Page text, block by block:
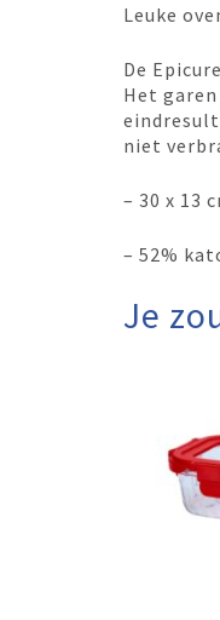
Leuke
De
Het
niet
– 30 x 13
– 52%
Je